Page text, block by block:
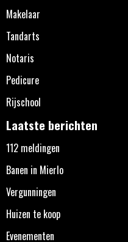
Makelaar
Tandarts
Notaris
Pedicure
Rijschool
Laatste berichten
112 meldingen
Banen in Mierlo
Vergunningen
Huizen te koop
Evenementen